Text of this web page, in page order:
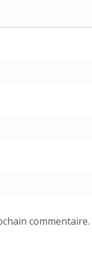
commentaire.